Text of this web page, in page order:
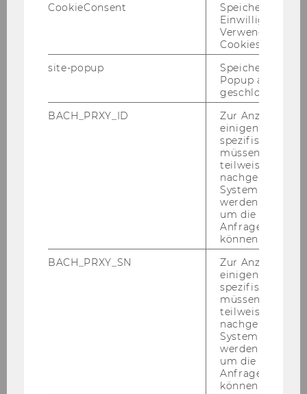
CookieConsent
Speichert Ihre
Einwilligung zur
Verwendung von
Cookies.
site-popup
Speichert ob ein
Popup
geschlossen
BACH_PRXY_ID
Zur Anzeige von
einigen WU-
spezifischen
müssen
teilweise von
nachgelagerten
System
werden.
um die Antwort
Anfrage
können.
BACH_PRXY_SN
Zur Anzeige von
einigen WU-
spezifischen
müssen
teilweise von
nachgelagerten
System
werden.
um die Antwort
Anfrage
können.